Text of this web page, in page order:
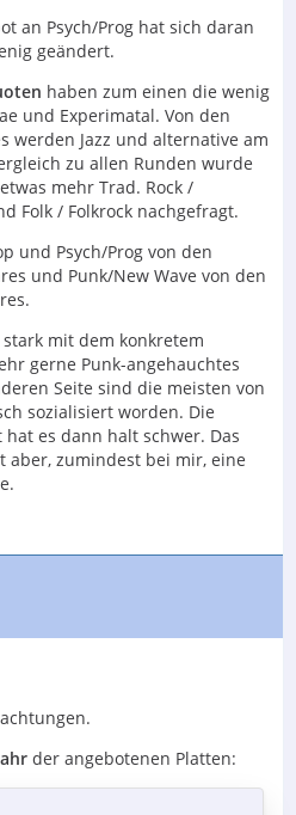
an Psych/Prog hat sich daran
geändert.
haben zum einen die wenig
und Experimatal. Von den
werden Jazz und alternative am
zu allen Runden wurde
mehr Trad. Rock /
Folk / Folkrock nachgefragt.
und Psych/Prog von den
und Punk/New Wave von den
mit dem konkretem
gerne Punk-angehauchtes
Seite sind die meisten von
sozialisiert worden. Die
es dann halt schwer. Das
aber, zumindest bei mir, eine
der angebotenen Platten: